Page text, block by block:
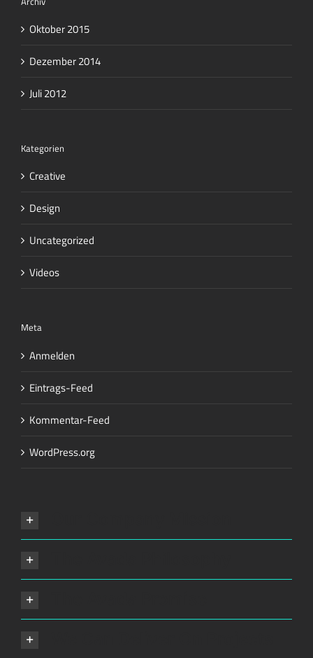
Oktober 2015
Dezember 2014
Juli 2012
Kategorien
Creative
Design
Uncategorized
Videos
Meta
Anmelden
Eintrags-Feed
Kommentar-Feed
WordPress.org